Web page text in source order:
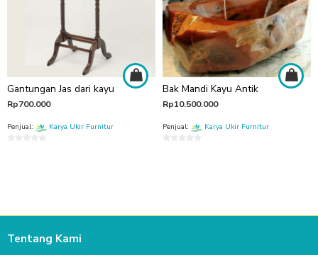
Gantungan Jas dari kayu
Rp700.000
Penjual: Karya Ukir Furnitur
Bak Mandi Kayu Antik
Rp10.500.000
Penjual: Karya Ukir Furnitur
Tentang Kami